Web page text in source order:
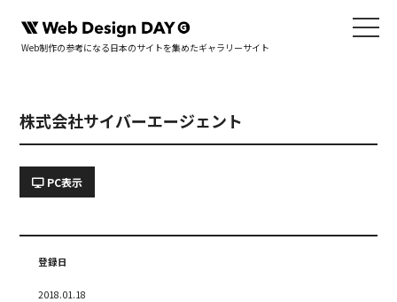
Web制作の参考になる日本のサイトを集めたギャラリーサイト
株式会社サイバーエージェント
PC表示
登録日
2018.01.18